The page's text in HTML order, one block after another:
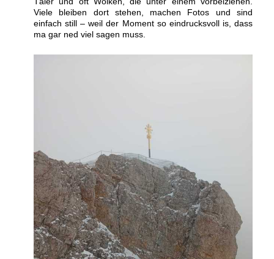
Viele bleiben dort stehen, machen Fotos und sind
einfach still – weil der Moment so eindrucksvoll is, dass
ma gar ned viel sagen muss.